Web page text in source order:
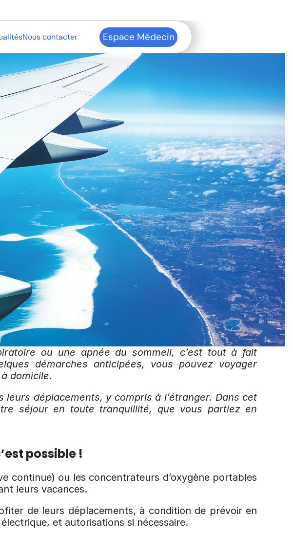
Nous contacter Espace Médecin
ou une apnée du sommeil, c’est tout à fait
démarches anticipées, vous pouvez voyager
domicile.
déplacements, y compris à l’étranger. Dans cet
séjour en toute tranquillité, que vous partiez en
possible !
continue) ou les concentrateurs d’oxygène portables
leurs vacances.
de leurs déplacements, à condition de prévoir en
et autorisations si nécessaire.